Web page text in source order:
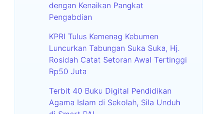
dengan Kenaikan Pangkat
Pengabdian
KPRI Tulus Kemenag Kebumen
Luncurkan Tabungan Suka Suka, Hj.
Rosidah Catat Setoran Awal Tertinggi
Rp50 Juta
Terbit 40 Buku Digital Pendidikan
Agama Islam di Sekolah, Sila Unduh